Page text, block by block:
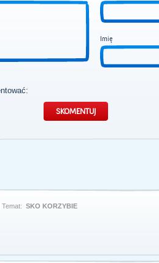
Imię
SKO KORZYBIE